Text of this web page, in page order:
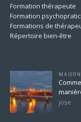
Formation thérapeute
Formation
Formations de
Répertoire bien-être
MAISON
jose